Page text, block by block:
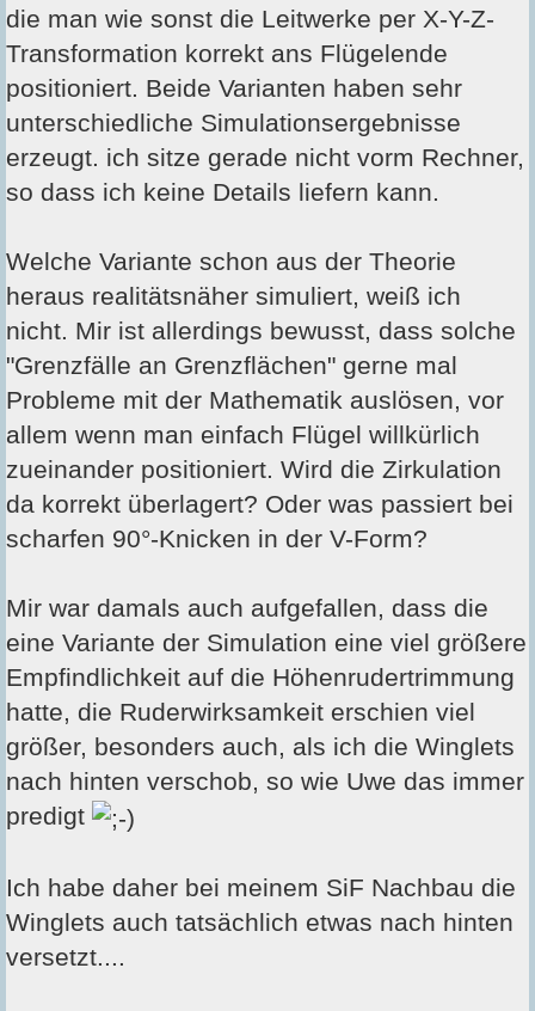
die man wie sonst die Leitwerke per X-Y-Z-
Transformation korrekt ans Flügelende
positioniert. Beide Varianten haben sehr
unterschiedliche Simulationsergebnisse
erzeugt. ich sitze gerade nicht vorm Rechner,
so dass ich keine Details liefern kann.
Welche Variante schon aus der Theorie
heraus realitätsnäher simuliert, weiß ich
nicht. Mir ist allerdings bewusst, dass solche
"Grenzfälle an Grenzflächen" gerne mal
Probleme mit der Mathematik auslösen, vor
allem wenn man einfach Flügel willkürlich
zueinander positioniert. Wird die Zirkulation
da korrekt überlagert? Oder was passiert bei
scharfen 90°-Knicken in der V-Form?
Mir war damals auch aufgefallen, dass die
eine Variante der Simulation eine viel größere
Empfindlichkeit auf die Höhenrudertrimmung
hatte, die Ruderwirksamkeit erschien viel
größer, besonders auch, als ich die Winglets
nach hinten verschob, so wie Uwe das immer
predigt
Ich habe daher bei meinem SiF Nachbau die
Winglets auch tatsächlich etwas nach hinten
versetzt....